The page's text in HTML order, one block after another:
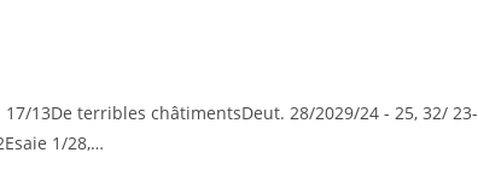
17/13De terribles châtimentsDeut. 28/2029/24 - 25, 32/ 23-
1/28,…